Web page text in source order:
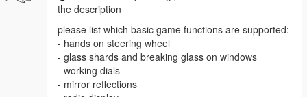
the description
please list which basic game functions are supported:
- hands on steering wheel
- glass shards and breaking glass on windows
- working dials
- mirror reflections